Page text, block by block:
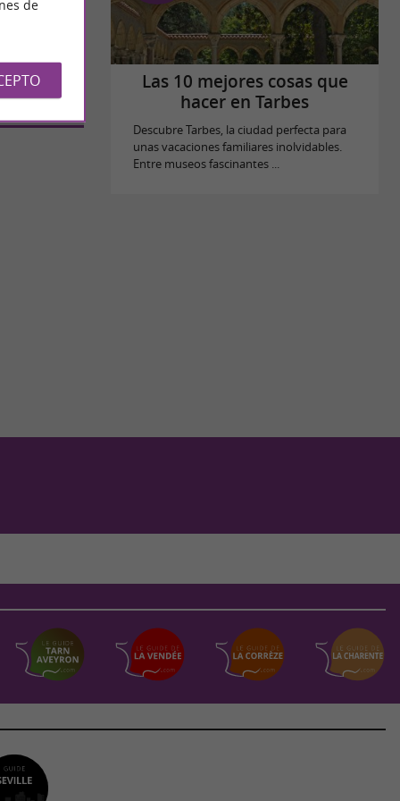
Las 10 mejores cosas que
hacer en Tarbes
Descubre Tarbes, la ciudad perfecta para
unas vacaciones familiares inolvidables.
Entre museos fascinantes ...
de